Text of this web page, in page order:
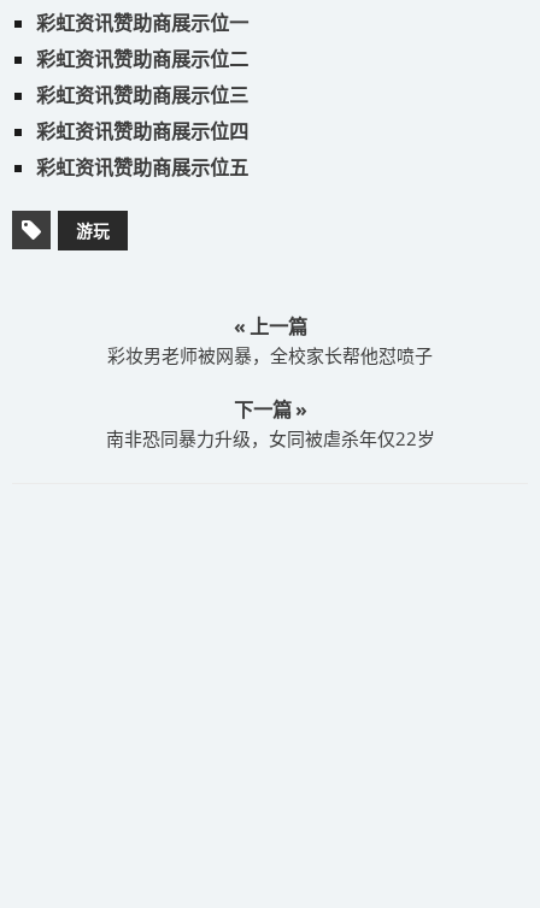
彩虹资讯赞助商展示位一
彩虹资讯赞助商展示位二
彩虹资讯赞助商展示位三
彩虹资讯赞助商展示位四
彩虹资讯赞助商展示位五
游玩
« 上一篇
彩妆男老师被网暴，全校家长帮他怼喷子
下一篇 »
南非恐同暴力升级，女同被虐杀年仅22岁